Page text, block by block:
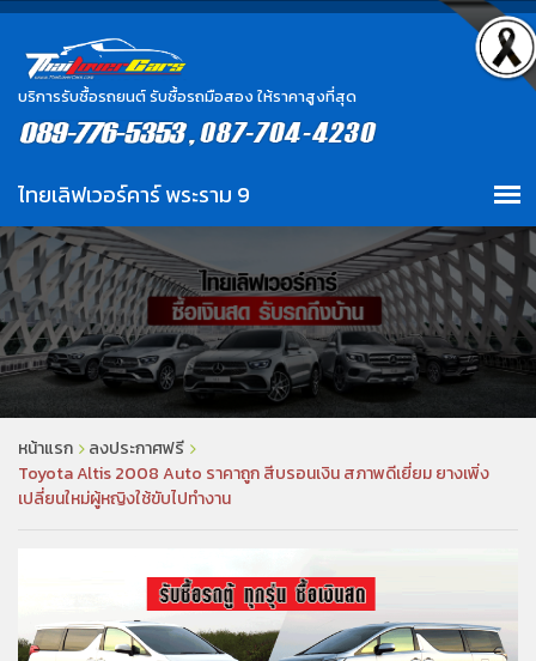
บริการรับซื้อรถยนต์ รับซื้อรถมือสอง ให้ราคาสูงที่สุด
หน้าแรก
ลงประกาศฟรี
Toyota Altis 2008 Auto ราคาถูก สีบรอนเงิน สภาพดีเยี่ยม ยางเพิ่ง
เปลี่ยนใหม่ผู้หญิงใช้ขับไปทำงาน